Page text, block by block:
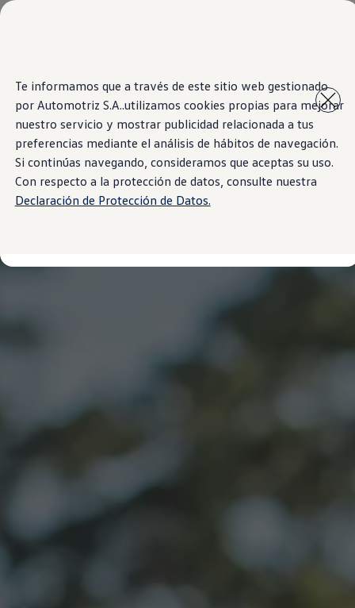
Te informamos que a través de este sitio web gestionado
por Automotriz S.A..utilizamos cookies propias para mejorar
nuestro servicio y mostrar publicidad relacionada a tus
preferencias mediante el análisis de hábitos de navegación.
Si continúas navegando, consideramos que aceptas su uso.
Con respecto a la protección de datos, consulte nuestra
Declaración de Protección de Datos.
contenido
principal
a pie
de
página
Marca y Experiencia
Volkswagen Costa Rica
Blog
Espacio Exclusivo para Prensa
Latin NCAP
Tengo un Volkswagen
Manuales Volkswagen
Postventas
Takata airbag recall campaign